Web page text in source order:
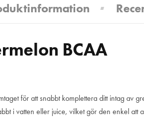
BCAA
för att snabbt komplettera ditt intag av
i vatten eller juice, vilket gör den enkel att